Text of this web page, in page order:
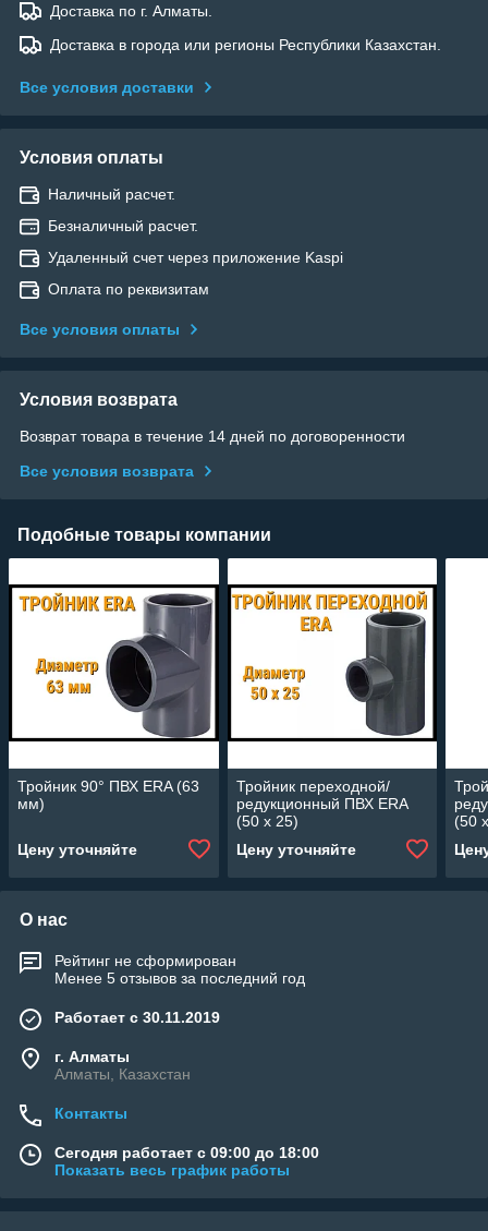
Доставка по г. Алматы.
Доставка в города или регионы Республики Казахстан.
Все условия доставки
Условия оплаты
Наличный расчет.
Безналичный расчет.
Удаленный счет через приложение Kaspi
Оплата по реквизитам
Все условия оплаты
Условия возврата
Возврат товара в течение 14 дней по договоренности
Все условия возврата
Подобные товары компании
Тройник 90° ПВХ ERA (63
мм)
Цену уточняйте
Тройник переходной/
редукционный ПВХ ERA
(50 x 25)
Цену уточняйте
(50
О нас
Рейтинг не сформирован
Менее 5 отзывов за последний год
Работает с 30.11.2019
г. Алматы
Алматы, Казахстан
Контакты
Сегодня работает с 09:00 до 18:00
Показать весь график работы